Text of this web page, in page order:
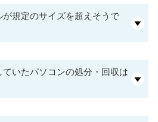
規定のサイズを超えそうで
いたパソコンの処分・回収は